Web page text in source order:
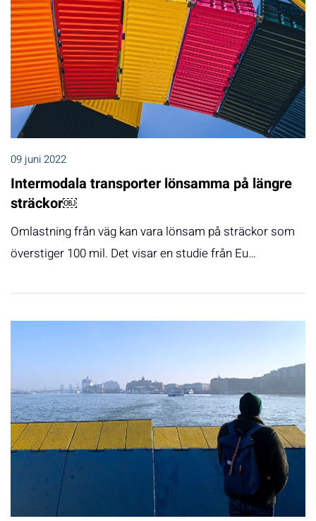
09 juni 2022
Intermodala transporter lönsamma på längre
sträckor￼
Omlastning från väg kan vara lönsam på sträckor som
överstiger 100 mil. Det visar en studie från Eu…